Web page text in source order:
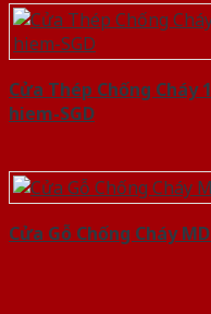
Cửa Thép Chống
hiem-SGD
Cửa Gỗ Chống Cháy